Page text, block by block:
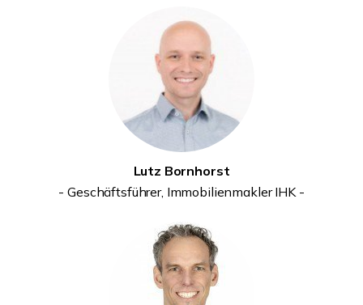
Lutz Bornhorst
- Geschäftsführer, Immobilienmakler IHK -